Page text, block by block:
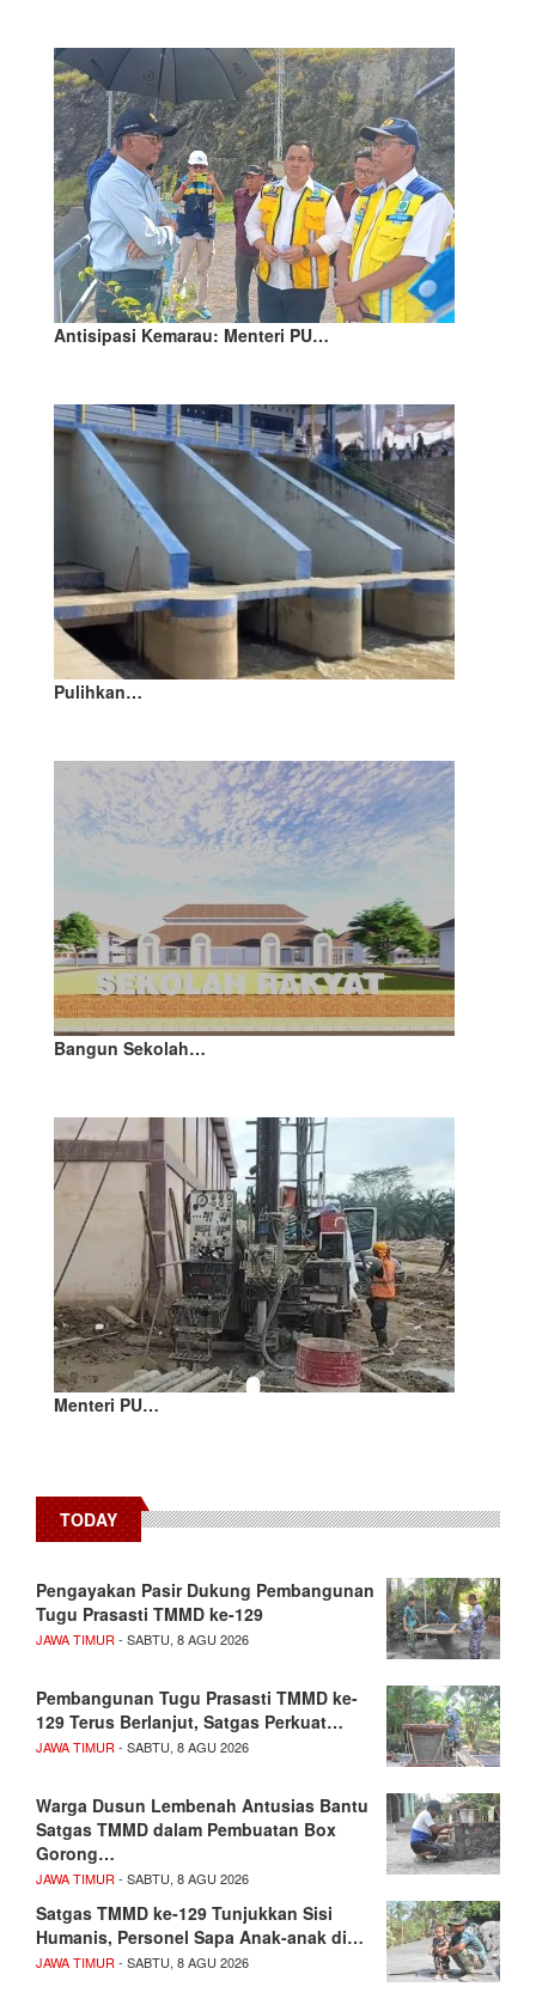
Antisipasi Kemarau: Menteri PU…
Pulihkan…
Bangun Sekolah…
Menteri PU…
TODAY
Pengayakan Pasir Dukung Pembangunan
Tugu Prasasti TMMD ke-129
JAWA TIMUR- SABTU, 8 AGU 2026
Pembangunan Tugu Prasasti TMMD ke-
129 Terus Berlanjut, Satgas Perkuat…
JAWA TIMUR- SABTU, 8 AGU 2026
Warga Dusun Lembenah Antusias Bantu
Satgas TMMD dalam Pembuatan Box
Gorong…
JAWA TIMUR- SABTU, 8 AGU 2026
Satgas TMMD ke-129 Tunjukkan Sisi
Humanis, Personel Sapa Anak-anak di…
JAWA TIMUR- SABTU, 8 AGU 2026